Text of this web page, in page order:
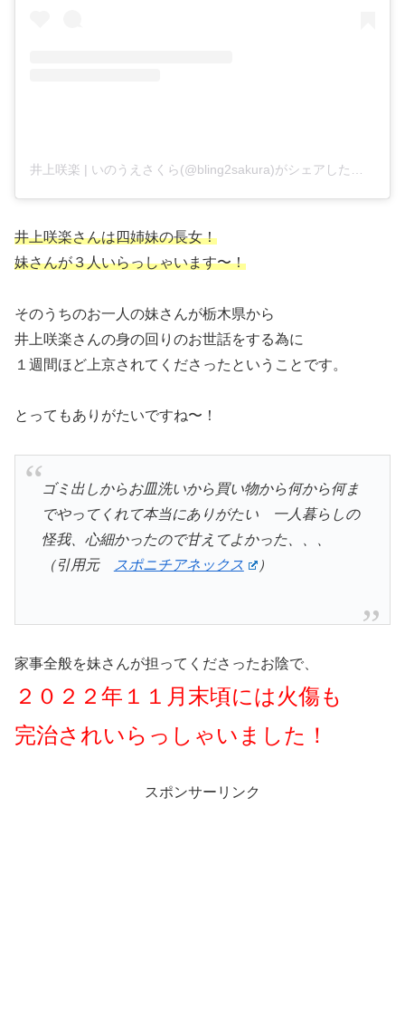
井上咲楽さんは四姉妹の長女！
妹さんが３人いらっしゃいます〜！
そのうちのお一人の妹さんが栃木県から
井上咲楽さんの身の回りのお世話をする為に
１週間ほど上京されてくださったということです。
とってもありがたいですね〜！
ゴミ出しからお皿洗いから買い物から何から何ま
でやってくれて本当にありがたい 一人暮らしの
怪我、心細かったので甘えてよかった、、、
（引用元
スポニチアネックス ）
家事全般を妹さんが担ってくださったお陰で、
２０２２年１１月末頃には火傷も
完治されいらっしゃいました！
スポンサーリンク